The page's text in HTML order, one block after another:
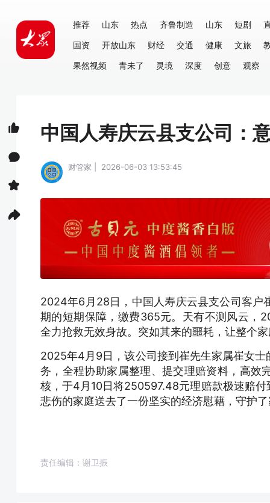
推荐 山东 热点 齐鲁制造 山东 短剧
国资
开放山东 财经 交通 健康 文旅
果然视频
青未了 灵境 深度 创意 观察
中国人寿庆云县支公司：
财管家 | 2026-06-03 13:53:45
2024年6月28日，中国人寿庆云县支公司客户
期的短期保障，缴费365元。天有不测风云，
全力抢救无效身故。突如其来的噩耗，让整个
2025年4月9日，该公司接到崔先生家属崔女
务，全程协助家属整理、提交理赔资料，高效
核，于4月10日将250597.48元理赔款极速赔
悲伤的家庭送去了一份坚实的经济慰藉，守护
责任编辑：谢卫振